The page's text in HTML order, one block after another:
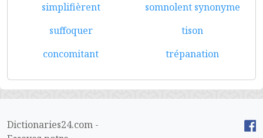
simplifièrent
somnolent synonyme
suffoquer
tison
concomitant
trépanation
Dictionaries24.com -